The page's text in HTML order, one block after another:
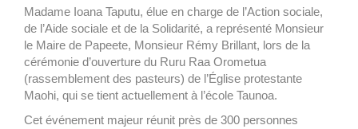
Madame Ioana Taputu, élue en charge de l’Action sociale,
de l’Aide sociale et de la Solidarité, a représenté Monsieur
le Maire de Papeete, Monsieur Rémy Brillant, lors de la
cérémonie d’ouverture du Ruru Raa Orometua
(rassemblement des pasteurs) de l’Église protestante
Maohi, qui se tient actuellement à l’école Taunoa.
Cet événement majeur réunit près de 300 personnes